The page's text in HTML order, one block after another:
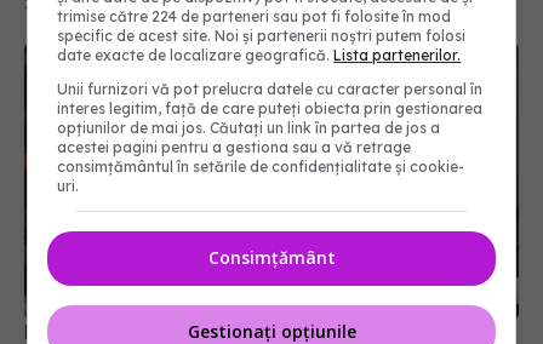
Nu mănânci carne? Un studiu spune că ai putea
avea șanse mai mici să ajungi la 100 de ani
31 ian 2026, 15:00
trimise către 224 de parteneri sau pot fi folosite în mod
specific de acest site. Noi și partenerii noștri putem folosi
date exacte de localizare geografică.Lista partenerilor.
Unii furnizori vă pot prelucra datele cu caracter personal în
interes legitim, față de care puteți obiecta prin gestionarea
opțiunilor de mai jos. Căutați un link în partea de jos a
acestei pagini pentru a gestiona sau a vă retrage
consimțământul în setările de confidențialitate și cookie-
uri.
Consimțământ
Gestionați opțiunile